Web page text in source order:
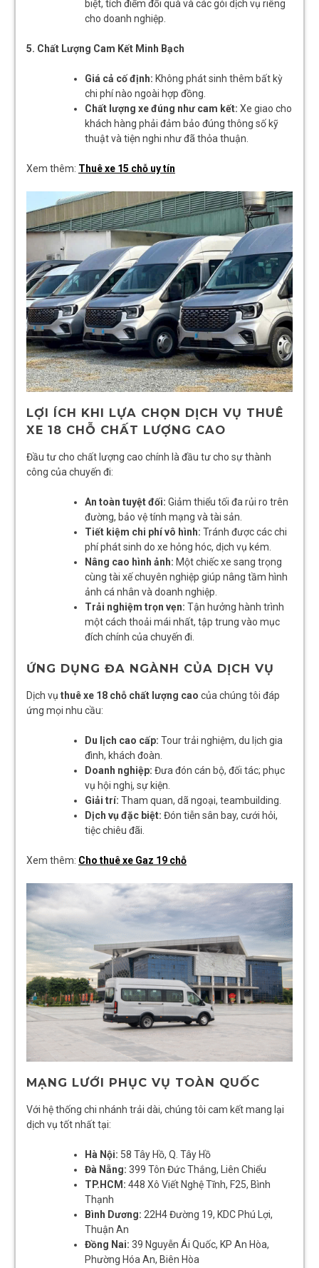
biệt, tích điểm đổi quà và các gói dịch vụ riêng
cho doanh nghiệp.
5. Chất Lượng Cam Kết Minh Bạch
Giá cả cố định: Không phát sinh thêm bất kỳ
chi phí nào ngoài hợp đồng.
Chất lượng xe đúng như cam kết: Xe giao cho
khách hàng phải đảm bảo đúng thông số kỹ
thuật và tiện nghi như đã thỏa thuận.
Xem thêm: Thuê xe 15 chỗ uy tín
LỢI ÍCH KHI LỰA CHỌN DỊCH VỤ THUÊ
XE 18 CHỖ CHẤT LƯỢNG CAO
Đầu tư cho chất lượng cao chính là đầu tư cho sự thành
công của chuyến đi:
An toàn tuyệt đối: Giảm thiểu tối đa rủi ro trên
đường, bảo vệ tính mạng và tài sản.
Tiết kiệm chi phí vô hình: Tránh được các chi
phí phát sinh do xe hỏng hóc, dịch vụ kém.
Nâng cao hình ảnh: Một chiếc xe sang trọng
cùng tài xế chuyên nghiệp giúp nâng tầm hình
ảnh cá nhân và doanh nghiệp.
Trải nghiệm trọn vẹn: Tận hưởng hành trình
một cách thoải mái nhất, tập trung vào mục
đích chính của chuyến đi.
ỨNG DỤNG ĐA NGÀNH CỦA DỊCH VỤ
Dịch vụ thuê xe 18 chỗ chất lượng cao của chúng tôi đáp
ứng mọi nhu cầu:
Du lịch cao cấp: Tour trải nghiệm, du lịch gia
đình, khách đoàn.
Doanh nghiệp: Đưa đón cán bộ, đối tác; phục
vụ hội nghị, sự kiện.
Giải trí: Tham quan, dã ngoại, teambuilding.
Dịch vụ đặc biệt: Đón tiễn sân bay, cưới hỏi,
tiệc chiêu đãi.
Xem thêm: Cho thuê xe Gaz 19 chỗ
MẠNG LƯỚI PHỤC VỤ TOÀN QUỐC
Với hệ thống chi nhánh trải dài, chúng tôi cam kết mang lại
dịch vụ tốt nhất tại:
Hà Nội: 58 Tây Hồ, Q. Tây Hồ
Đà Nẵng: 399 Tôn Đức Thắng, Liên Chiểu
TP.HCM: 448 Xô Viết Nghệ Tĩnh, F25, Bình
Thạnh
Bình Dương: 22H4 Đường 19, KDC Phú Lợi,
Thuận An
Đồng Nai: 39 Nguyễn Ái Quốc, KP An Hòa,
Phường Hóa An, Biên Hòa